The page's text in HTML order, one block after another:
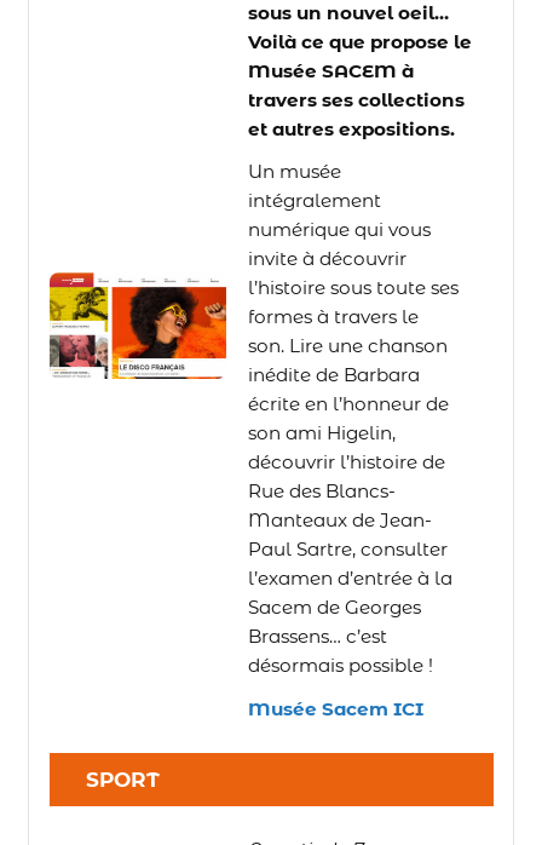
sous un nouvel oeil…
Voilà ce que propose le
Musée SACEM à
travers ses collections
et autres expositions.
Un musée
intégralement
numérique qui vous
invite à découvrir
l’histoire sous toute ses
formes à travers le
son. Lire une chanson
inédite de Barbara
écrite en l’honneur de
son ami Higelin,
découvrir l’histoire de
Rue des Blancs-
Manteaux de Jean-
Paul Sartre, consulter
l’examen d’entrée à la
Sacem de Georges
Brassens… c’est
désormais possible !
Musée Sacem ICI
SPORT